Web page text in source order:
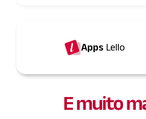
Apps Lello
E muito